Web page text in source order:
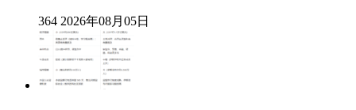
364 2026年08月05日